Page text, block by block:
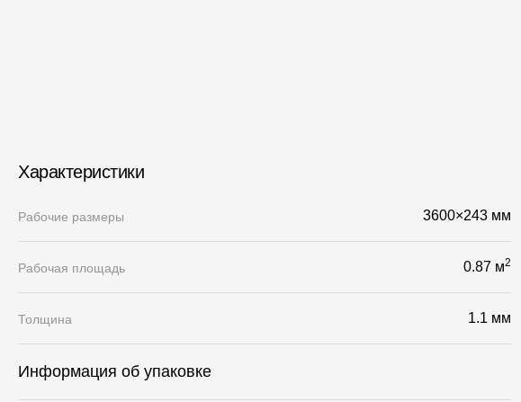
Характеристики
Рабочие размеры 3600×243 мм
Рабочая площадь 0.87 м2
Толщина 1.1 мм
Информация об упаковке